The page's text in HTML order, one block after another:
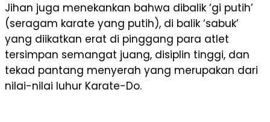
Jihan juga menekankan bahwa dibalik ‘gi putih’
(seragam karate yang putih), di balik ‘sabuk’
yang diikatkan erat di pinggang para atlet
tersimpan semangat juang, disiplin tinggi, dan
tekad pantang menyerah yang merupakan dari
nilai-nilai luhur Karate-Do.